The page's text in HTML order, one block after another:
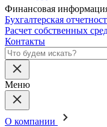
Финансовая
Бухгалтерская
Расчет собственных
Контакты
Меню
О компании